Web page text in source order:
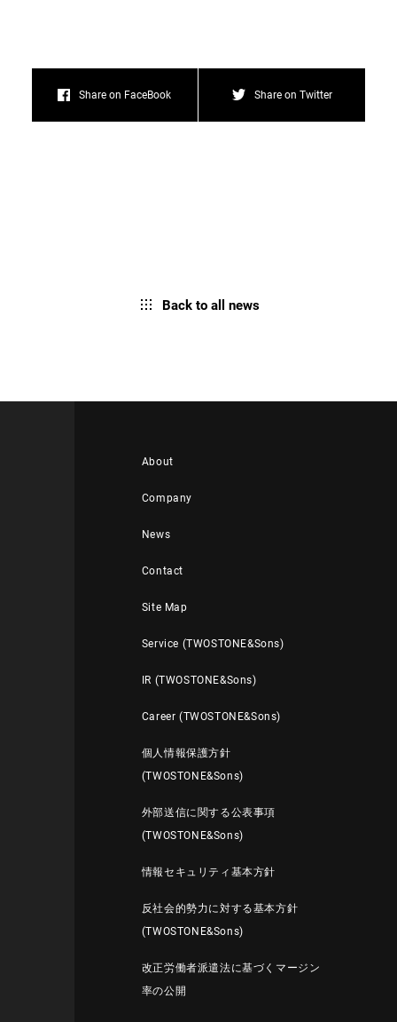
Share on FaceBook Share on Twitter
Back to all news
About
Company
News
Contact
Site Map
Service (TWOSTONE&Sons)
IR (TWOSTONE&Sons)
Career (TWOSTONE&Sons)
個人情報保護方針
(TWOSTONE&Sons)
外部送信に関する公表事項
(TWOSTONE&Sons)
情報セキュリティ基本方針
反社会的勢力に対する基本方針
(TWOSTONE&Sons)
改正労働者派遣法に基づくマージン
率の公開